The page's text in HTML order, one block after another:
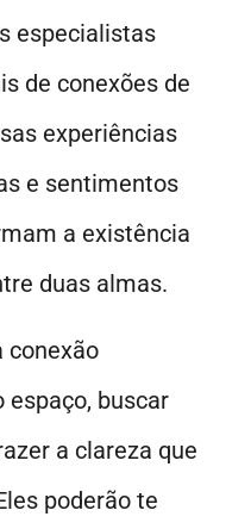
especialistas
de conexões de
experiências
e sentimentos
a existência
duas almas.
conexão
espaço, buscar
a clareza que
poderão te